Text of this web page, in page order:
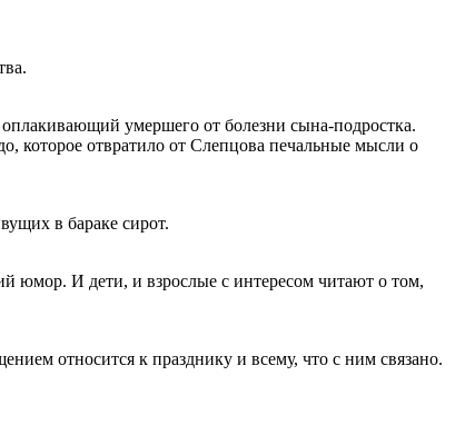
умершего от болезни сына-подростка.
которое отвратило от Слепцова печальные мысли о
в бараке сирот.
юмор. И дети, и взрослые с интересом читают о том,
относится к празднику и всему, что с ним связано.